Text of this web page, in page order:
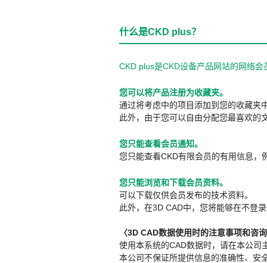
什么是CKD plus？
CKD plus是CKD设备产品网站的网络
您可以将产品注册为收藏夹。
通过将考虑中的项目添加到您的收藏夹
此外，由于您可以自由分配您最喜欢的
您只能查看会员通知。
您只能查看CKD有限会员的有用信息，
您只能浏览和下载会员资料。
可以下载仅供会员发布的技术资料。
此外，在3D CAD中，您将能够在不登
〈3D CAD数据使用时的注意事项和咨
使用本系统的CAD数据时，请在本公司
本公司不保证所提供信息的准确性、安